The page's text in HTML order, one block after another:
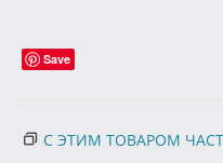
Save
С ЭТИМ ТОВАРОМ